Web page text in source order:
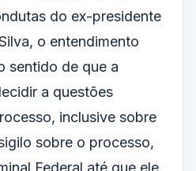
do ex-presidente
o entendimento
sentido de que a
a questões
inclusive sobre
sobre o processo,
Federal até que ele